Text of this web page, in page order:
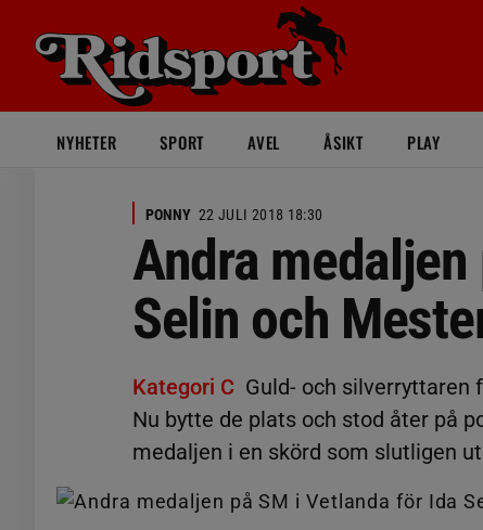
NYHETER SPORT AVEL ÅSIKT PLAY
PONNY 22 JULI 2018 18:30
Andra
Selin och
Kategori C Guld- och silverryttaren
Nu bytte de plats och stod åter på
medaljen i en skörd som slutligen